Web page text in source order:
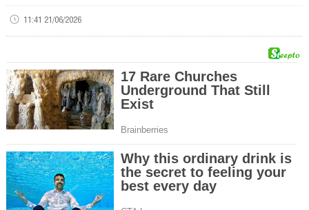
11:41 21/06/2026